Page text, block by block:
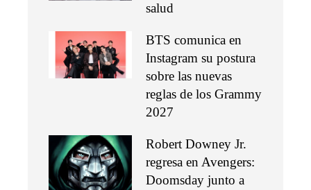
salud
BTS comunica en
Instagram su postura
sobre las nuevas
reglas de los Grammy
2027
Robert Downey Jr.
regresa en Avengers:
Doomsday junto a